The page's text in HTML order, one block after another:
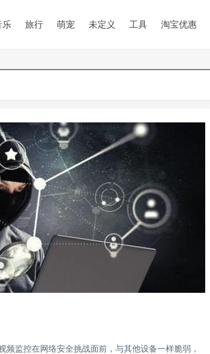
乐 旅行 萌宠 未定义 工具 淘宝优惠
监控在网络安全挑战面前，与其他设备一样脆弱，